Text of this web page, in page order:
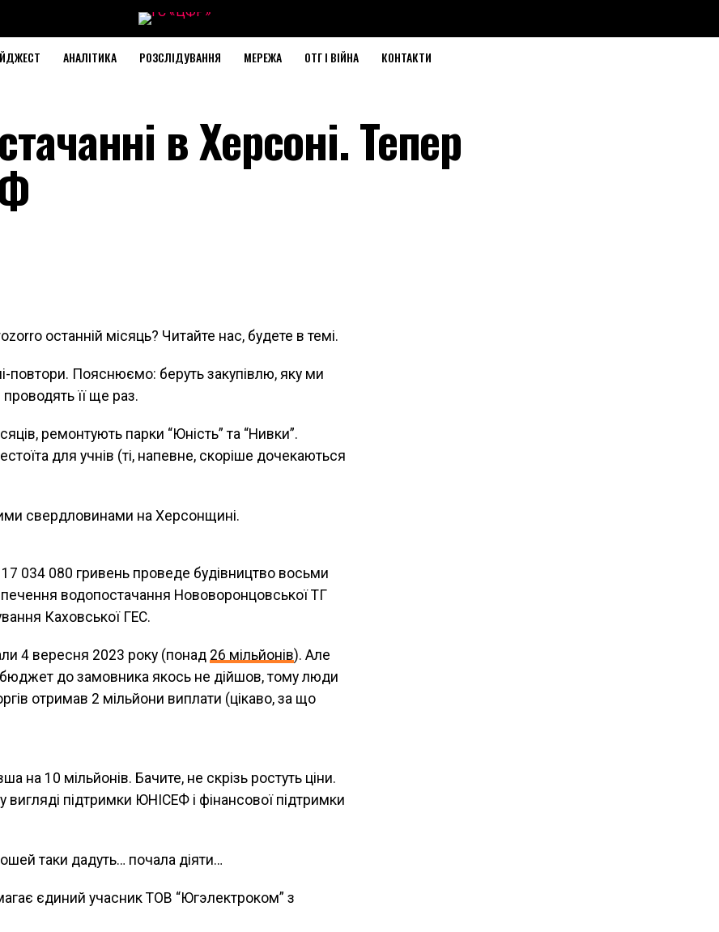
АНАЛІТИКА РОЗСЛІДУВАННЯ МЕРЕЖА ОТГ І ВІЙНА КОНТАКТИ
в Херсоні. Тепер
останній місяць? Читайте нас, будете в темі.
повтори. Пояснюємо: беруть закупівлю, яку ми
її ще раз.
ремонтують парки “Юність” та “Нивки”.
для учнів (ті, напевне, скоріше дочекаються
свердловинами на Херсонщині.
034 080 гривень проведе будівництво восьми
водопостачання Нововоронцовської ТГ
Каховської ГЕС.
4 вересня 2023 року (понад 26 мільйонів). Але
бюджет до замовника якось не дійшов, тому люди
отримав 2 мільйони виплати (цікаво, за що
на 10 мільйонів. Бачите, не скрізь ростуть ціни.
підтримки ЮНІСЕФ і фінансової підтримки
таки дадуть… почала діяти…
єдиний учасник ТОВ “Югэлектроком” з